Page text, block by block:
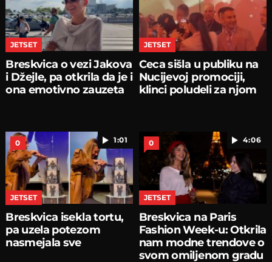
JETSET
Breskvica o vezi Jakova
i Džejle, pa otkrila da je i
ona emotivno zauzeta
JETSET
Ceca sišla u publiku na
Nucijevoj promociji,
klinci poludeli za njom
1:01
0
JETSET
Breskvica isekla tortu,
pa uzela potezom
nasmejala sve
4:06
0
JETSET
Breskvica na Paris
Fashion Week-u: Otkrila
nam modne trendove o
svom omiljenom gradu